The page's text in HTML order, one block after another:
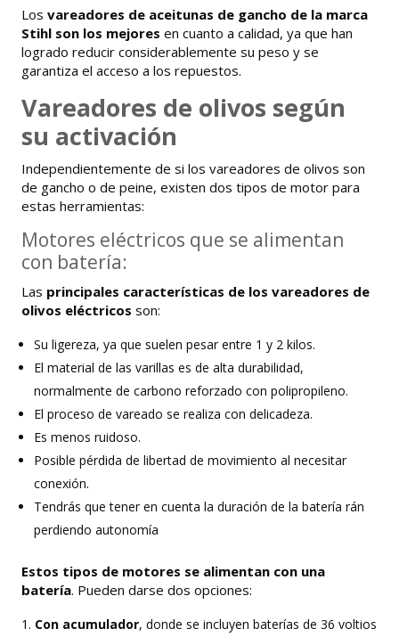
Los vareadores de aceitunas de gancho de la marca
Stihl son los mejores en cuanto a calidad, ya que han
logrado reducir considerablemente su peso y se
garantiza el acceso a los repuestos.
Vareadores de olivos según
su activación
Independientemente de si los vareadores de olivos son
de gancho o de peine, existen dos tipos de motor para
estas herramientas:
Motores eléctricos que se alimentan
con batería:
Las principales características de los vareadores de
olivos eléctricos son:
Su ligereza, ya que suelen pesar entre 1 y 2 kilos.
El material de las varillas es de alta durabilidad,
normalmente de carbono reforzado con polipropileno.
El proceso de vareado se realiza con delicadeza.
Es menos ruidoso.
Posible pérdida de libertad de movimiento al necesitar
conexión.
Tendrás que tener en cuenta la duración de la batería rán
perdiendo autonomía
Estos tipos de motores se alimentan con una
batería. Pueden darse dos opciones:
Con acumulador, donde se incluyen baterías de 36 voltios